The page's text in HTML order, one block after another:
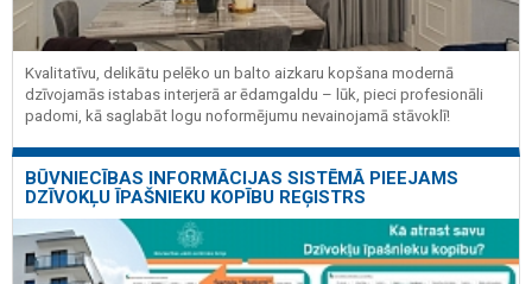
Kvalitatīvu, delikātu pelēko un balto aizkaru kopšana modernā
dzīvojamās istabas interjerā ar ēdamgaldu – lūk, pieci profesionāli
padomi, kā saglabāt logu noformējumu nevainojamā stāvoklī!
BŪVNIECĪBAS INFORMĀCIJAS SISTĒMĀ PIEEJAMS
DZĪVOKĻU ĪPAŠNIEKU KOPĪBU REĢISTRS